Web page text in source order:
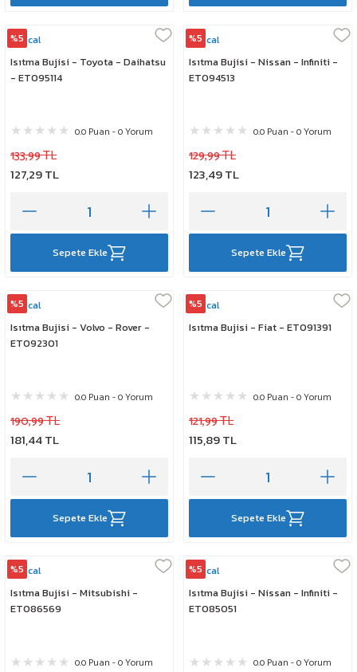
%5
Rescal
Isıtma Bujisi - Toyota - Daihatsu
- ET095114
0.0 Puan - 0 Yorum
133,99 TL
127,29 TL
Sepete Ekle
%5
Rescal
Isıtma Bujisi - Nissan - Infiniti -
ET094513
0.0 Puan - 0 Yorum
129,99 TL
123,49 TL
Sepete Ekle
%5
Rescal
Isıtma Bujisi - Volvo - Rover -
ET092301
0.0 Puan - 0 Yorum
190,99 TL
181,44 TL
Sepete Ekle
%5
Rescal
Isıtma Bujisi - Fiat - ET091391
0.0 Puan - 0 Yorum
121,99 TL
115,89 TL
Sepete Ekle
%5
Rescal
Isıtma Bujisi - Mitsubishi -
ET086569
0.0 Puan - 0 Yorum
%5
Rescal
Isıtma Bujisi - Nissan - Infiniti -
ET085051
0.0 Puan - 0 Yorum